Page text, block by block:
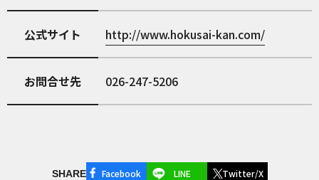
公式サイト http://www.hokusai-kan.com/
お問合せ先 026-247-5206
SHARE Facebook LINE Twitter/X